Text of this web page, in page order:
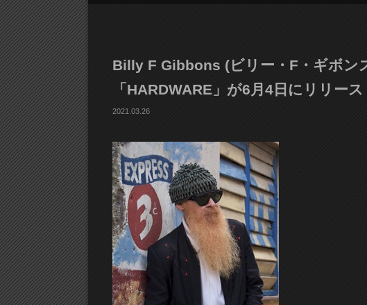
Billy F Gibbons (ビリー・F・ギボン
「HARDWARE」が6月4日にリリース
2021.03.26